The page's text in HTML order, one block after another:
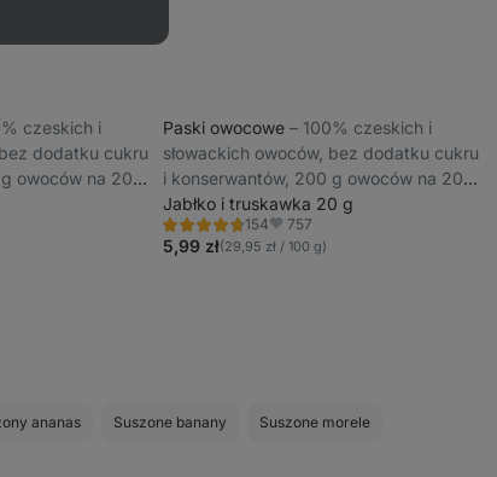
czeskich i
dodatku cukru
owoców na 20 g
Paski owocowe ⁠–⁠ 100% czeskich i
słowackich owoców, bez dodatku cukru
i konserwantów, 200 g owoców na 20 g
produktu
Jabłko i truskawka 20 g
154
Ocena
4.7/5,
154
Ulubione
757
5,99 zł(29,95 zł / 100 g)
ananas Suszone banany Suszone morele